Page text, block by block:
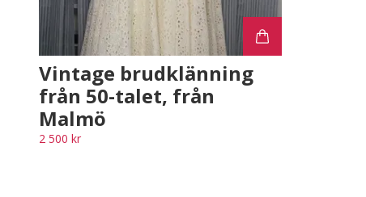
Vintage brudklänning
från 50-talet, från
Malmö
2 500 kr